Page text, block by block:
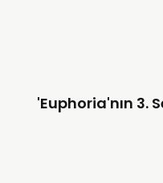
'Euphoria'nın 3.